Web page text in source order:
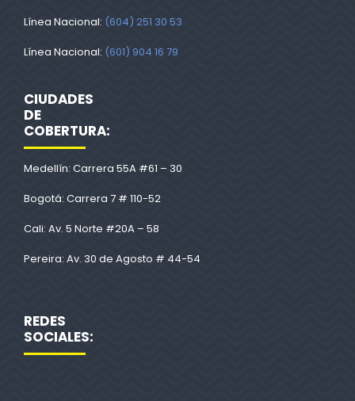
Línea Nacional: (604) 251 30 53
Línea Nacional: (601) 904 16 79
CIUDADES
DE
COBERTURA:
Medellín: Carrera 55A #61 – 30
Bogotá: Carrera 7 # 110-52
Cali: Av. 5 Norte #20A – 58
Pereira: Av. 30 de Agosto # 44-54
REDES
SOCIALES: